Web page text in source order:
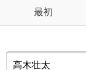
最初